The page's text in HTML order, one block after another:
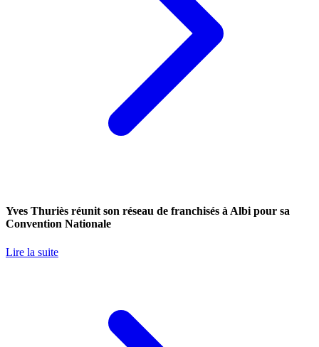
Yves Thuriès réunit son réseau de franchisés à Albi pour sa
Convention Nationale
Lire la suite